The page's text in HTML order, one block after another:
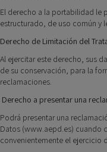
El derecho a la portabilidad le
estructurado, de uso común y
Derecho de Limitación del
Al ejercitar este derecho, sus
de su conservación, para la
reclamaciones.
Derecho a presentar una
Podrá presentar una
Datos (www.aepd.es) cuando
convenientemente el ejercicio